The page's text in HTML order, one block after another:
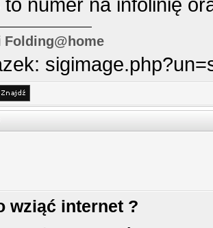
to numer na infolinię
Folding@home
wziąć internet ?